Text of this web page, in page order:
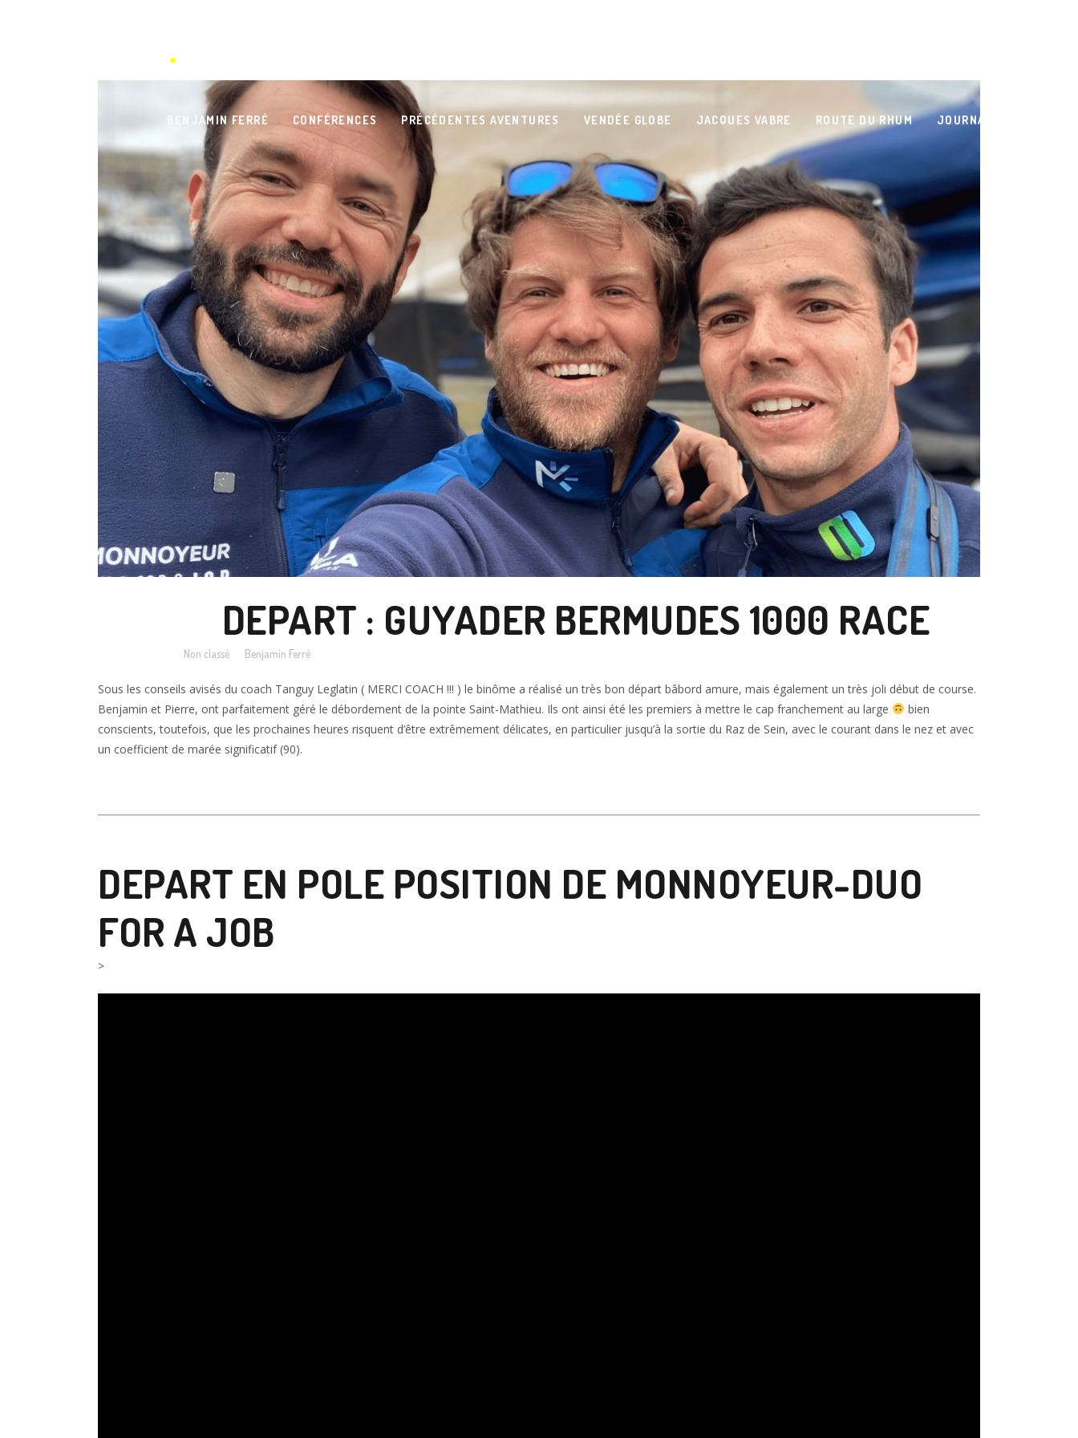
BENJAMIN FERRÉ CONFÉRENCES PRÉCÉDENTES AVENTURES VENDÉE GLOBE JACQUES VABRE ROUTE DU RHUM JOURNAL DE BORD
DEPART : GUYADER BERMUDES 1000 RACE
Non classé Benjamin Ferré
Sous les conseils avisés du coach Tanguy Leglatin ( MERCI COACH !!! ) le binôme a réalisé un très bon départ bâbord amure, mais également un très joli début de course.
Benjamin et Pierre, ont parfaitement géré le débordement de la pointe Saint-Mathieu. Ils ont ainsi été les premiers à mettre le cap franchement au large
bien
conscients, toutefois, que les prochaines heures risquent d’être extrêmement délicates, en particulier jusqu’à la sortie du Raz de Sein, avec le courant dans le nez et avec
un coefficient de marée significatif (90).
DEPART EN POLE POSITION DE MONNOYEUR-DUO
FOR A JOB
>